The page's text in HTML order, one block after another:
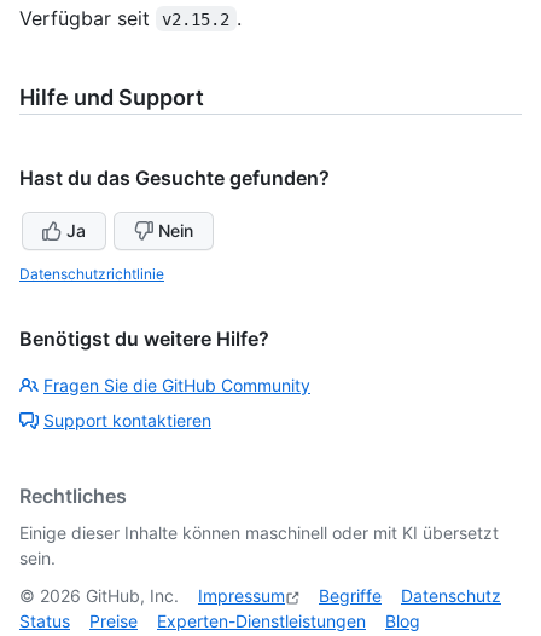
Verfügbar seit
v2.15.2 .
Hilfe und Support
Hast du das Gesuchte gefunden?
Ja Nein
Datenschutzrichtlinie
Benötigst du weitere Hilfe?
Fragen Sie die GitHub Community
Support kontaktieren
Rechtliches
Einige dieser Inhalte können maschinell oder mit KI übersetzt
sein.
© 2026 GitHub, Inc. Impressum Begriffe
Datenschutz
Status
Preise Experten-Dienstleistungen Blog